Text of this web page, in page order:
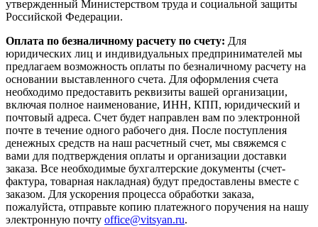
утвержденный Министерством труда и социальной защиты
Российской Федерации.
Оплата по безналичному расчету по счету: Для
юридических лиц и индивидуальных предпринимателей мы
предлагаем возможность оплаты по безналичному расчету на
основании выставленного счета. Для оформления счета
необходимо предоставить реквизиты вашей организации,
включая полное наименование, ИНН, КПП, юридический и
почтовый адреса. Счет будет направлен вам по электронной
почте в течение одного рабочего дня. После поступления
денежных средств на наш расчетный счет, мы свяжемся с
вами для подтверждения оплаты и организации доставки
заказа. Все необходимые бухгалтерские документы (счет-
фактура, товарная накладная) будут предоставлены вместе с
заказом. Для ускорения процесса обработки заказа,
пожалуйста, отправьте копию платежного поручения на нашу
электронную почту office@vitsyan.ru.